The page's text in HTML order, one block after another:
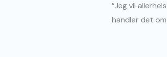
”Jeg vil
handler det